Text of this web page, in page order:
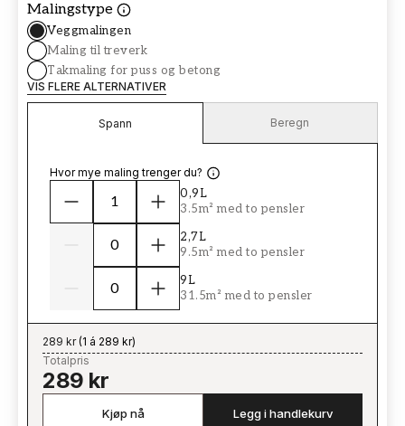
Malingstype
Veggmalingen
Maling til treverk
Takmaling for puss og betong
VIS FLERE ALTERNATIVER
Spann Beregn
Hvor mye maling trenger du?
0,9L
3.5m² med to pensler
2,7L
9.5m² med to pensler
9L
31.5m² med to pensler
289 kr(1 á 289 kr)
Totalpris
289 kr
Kjøp nå Legg i handlekurv